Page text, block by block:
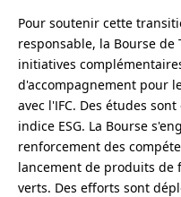
Pour soutenir cette
responsable, la Bourse
initiatives
d'accompagnement pour
avec l'IFC. Des études
indice ESG. La Bourse
renforcement des
lancement de produits de
verts. Des efforts sont